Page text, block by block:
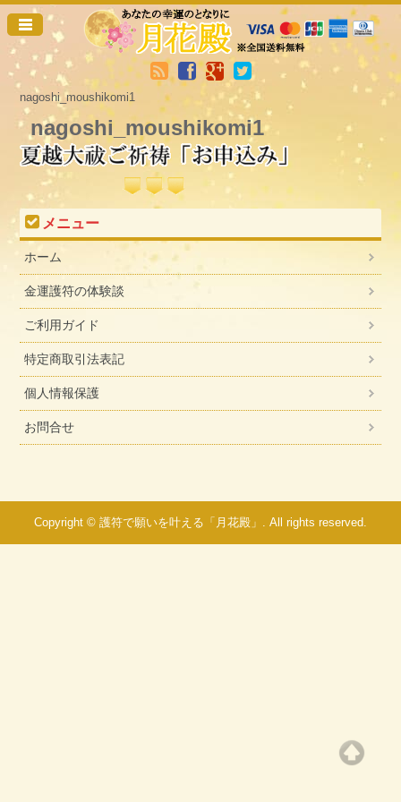
nagoshi_moushikomi1
nagoshi_moushikomi1
メニュー
ホーム
金運護符の体験談
ご利用ガイド
特定商取引法表記
個人情報保護
お問合せ
Copyright © 護符で願いを叶える「月花殿」. All rights reserved.